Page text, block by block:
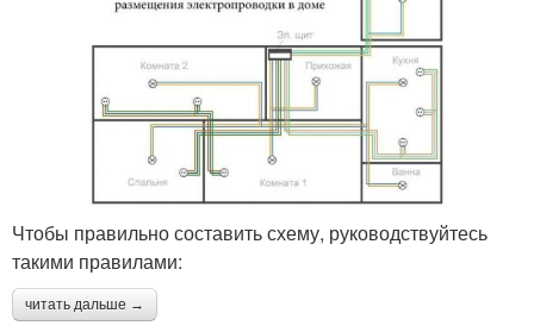
Чтобы правильно составить схему, руководствуйтесь
такими правилами:
читать дальше →